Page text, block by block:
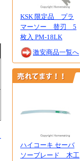
KSK 限定品 プラ
マーソー 替刃 5
枚入 PM-18LK
激安商品一覧へ
ハイコーキ セーバ
ソーブレード 木工